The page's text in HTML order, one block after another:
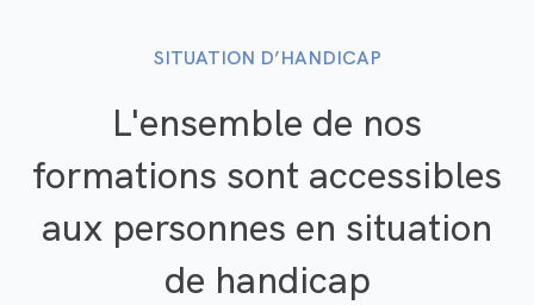
SITUATION D’HANDICAP
L'ensemble de nos
formations sont accessibles
aux personnes en situation
de handicap